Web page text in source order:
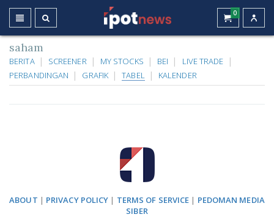
0
saham
BERITA SCREENER MY STOCKS BEI
LIVE TRADE
PERBANDINGAN
GRAFIK TABEL KALENDER
ABOUT | PRIVACY POLICY | TERMS OF SERVICE | PEDOMAN MEDIA
SIBER